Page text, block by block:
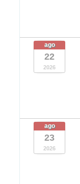
ago
22
2026
ago
23
2026